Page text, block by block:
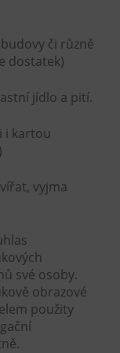
či různě
dostatek)
jídlo a pití.
i kartou
vyjma
své osoby.
obrazové
použity